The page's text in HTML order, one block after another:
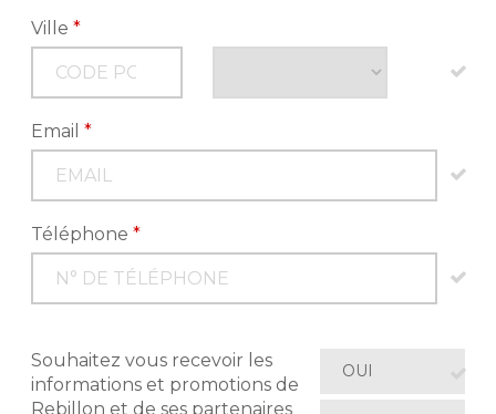
Ville*
Email*
Téléphone*
Souhaitez vous recevoir les
informations et promotions de
Rebillon et de ses partenaires
OUI